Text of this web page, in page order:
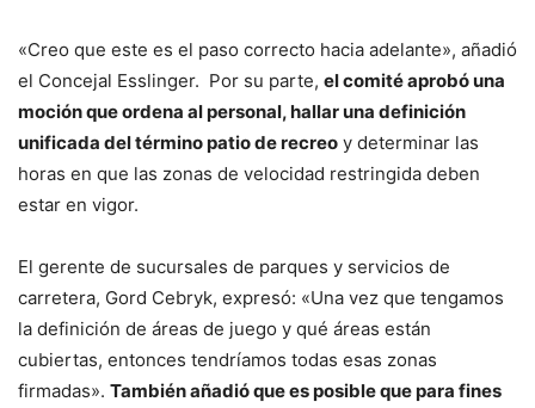
«Creo que este es el paso correcto hacia adelante», añadió
el Concejal Esslinger. Por su parte, el comité aprobó una
moción que ordena al personal, hallar una definición
unificada del término patio de recreo y determinar las
horas en que las zonas de velocidad restringida deben
estar en vigor.
El gerente de sucursales de parques y servicios de
carretera, Gord Cebryk, expresó: «Una vez que tengamos
la definición de áreas de juego y qué áreas están
cubiertas, entonces tendríamos todas esas zonas
firmadas». También añadió que es posible que para fines